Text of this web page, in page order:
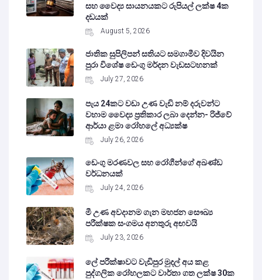
සහ වෛද්‍ය සායනයකට රුපියල් ලක්ෂ 4ක
දඩයක්
August 5, 2026
ජාතික සුපිලිපන් සතියට සමගාමීව දිවයින
පුරා විශේෂ ඩෙංගු මර්දන වැඩසටහනක්
July 27, 2026
පැය 24කට වඩා උණ වැඩි නම් දරුවන්ට
වහාම වෛද්‍ය ප්‍රතිකාර ලබා දෙන්න- රිජ්වේ
ආර්යා ළමා රෝහලේ අධ්‍යක්ෂ
July 26, 2026
ඩෙංගු මරණවල සහ රෝගීන්ගේ අඛණ්ඩ
වර්ධනයක්
July 24, 2026
මී උණ අවදානම ගැන මහජන සෞඛ්‍ය
පරීක්ෂක සංගමය අනතුරු අඟවයි
July 23, 2026
ලේ පරීක්ෂාවට වැඩිපුර මුදල් අය කළ
පුද්ගලික රෝහලකට වාර්තා ගත ලක්ෂ 30ක